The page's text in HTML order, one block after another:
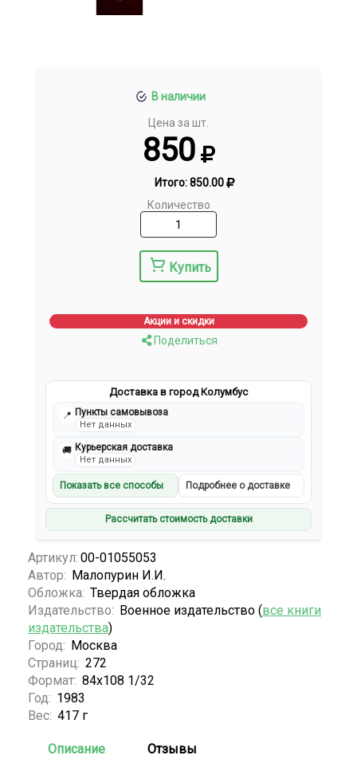
В наличии
Цена за шт.
850
Итого:850.00
Количество
Купить
Акции и скидки
Поделиться
Доставка в город Колумбус
📍 Пункты самовывоза
Нет данных
🚚 Курьерская доставка
Нет данных
Показать все способы Подробнее о доставке
Рассчитать стоимость доставки
Артикул: 00-01055053
Автор: Малопурин И.И.
Обложка: Твердая обложка
Издательство: Военное издательство (все книги
издательства)
Город: Москва
Страниц: 272
Формат: 84х108 1/32
Год: 1983
Вес: 417 г
Описание Отзывы